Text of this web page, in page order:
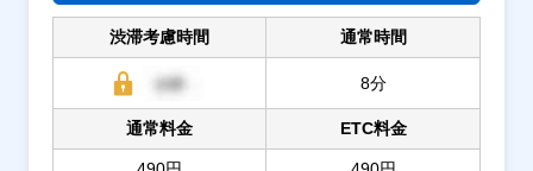
渋滞考慮時間 通常時間
8分
通常料金 ETC料金